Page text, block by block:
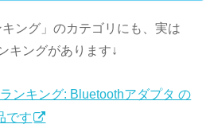
ング」のカテゴリにも、実は
キングがあります↓
ンキング: Bluetoothアダプタ の
です